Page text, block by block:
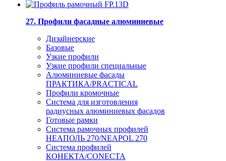
27. Профили фасадные алюминиевые
Дизайнерские
Базовые
Узкие профили
Узкие профили специальные
Алюминиевые фасады
ПРАКТИКА/PRACTICAL
Профили кромочные
Система для изготовления
радиусных алюминиевых фасадов
Готовые рамки
Система рамочных профилей
НЕАПОЛЬ 270/NEAPOL 270
Система профилей
КОНЕКТА/CONECTA